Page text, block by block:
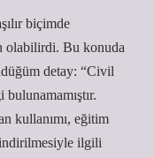
biçimde
olabilirdi. Bu konuda
detay: “Civil
kullanımı, eğitim
indirilmesiyle ilgili